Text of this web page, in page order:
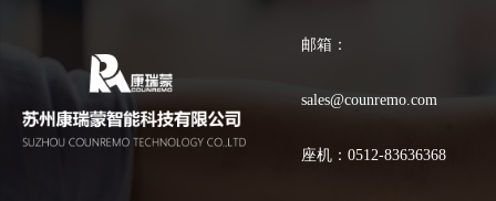
邮箱：
sales@counremo.com
座机：0512-83636368